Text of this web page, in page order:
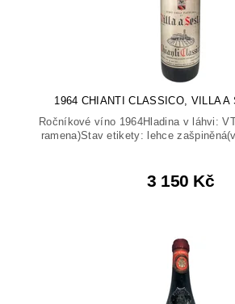
1964 CHIANTI CLASSICO, VILLA A
Ročníkové víno 1964Hladina v láhvi:
ramena)Stav etikety: lehce
3 150 Kč